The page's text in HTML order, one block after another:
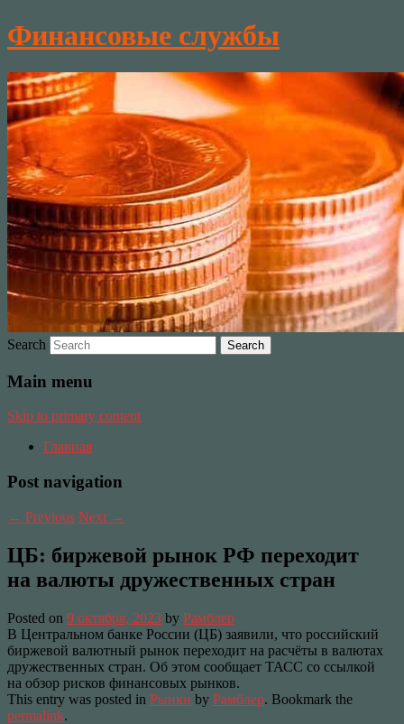
Финансовые службы
Search
Main menu
Skip to primary content
Главная
Post navigation
← Previous Next →
ЦБ: биржевой рынок РФ переходит
на валюты дружественных стран
Posted on 9 октября, 2023 by Рамблер
В Центральном банке России (ЦБ) заявили, что российский
биржевой валютный рынок переходит на расчёты в валютах
дружественных стран. Об этом сообщает ТАСС со ссылкой
на обзор рисков финансовых рынков.
This entry was posted in Рынки by Рамблер. Bookmark the
permalink.